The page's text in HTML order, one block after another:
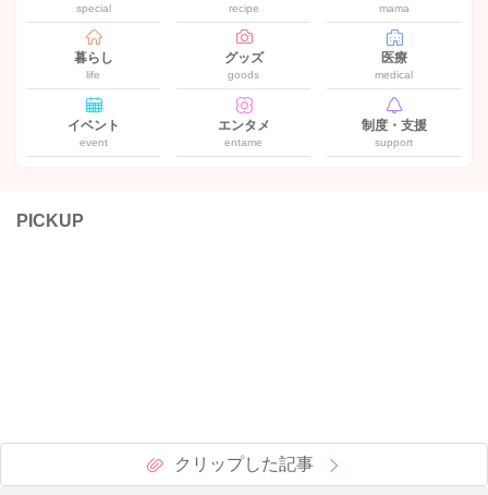
special recipe mama
暮らし
life
グッズ
goods
医療
medical
イベント
event
エンタメ
entame
制度・支援
support
PICKUP
クリップした記事